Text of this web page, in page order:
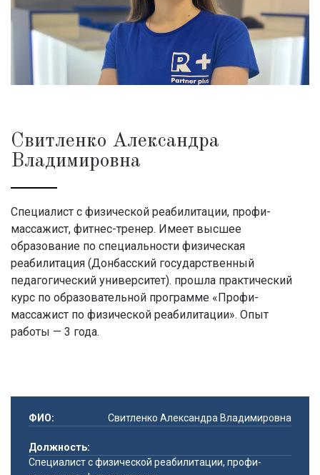
Свитленко Александра
Владимировна
Специалист с физической реабилитации, профи-
массажист, фитнес-тренер. Имеет высшее
образование по специальности физическая
реабилитация (Донбасский государственный
педагогический университет). прошла практический
курс по образовательной программе «Профи-
массажист по физической реабилитации». Опыт
работы — 3 года.
ФИО: Свитленко Александра Владимировна
Должность:
Специалист с физической реабилитации, профи-